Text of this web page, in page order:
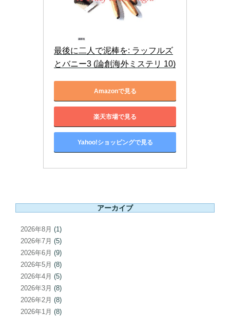
最後に二人で泥棒を: ラッフルズ
とバニー3 (論創海外ミステリ 10)
Amazonで見る
楽天市場で見る
Yahoo!ショッピングで見る
アーカイブ
2026年8月 (1)
2026年7月 (5)
2026年6月 (9)
2026年5月 (8)
2026年4月 (5)
2026年3月 (8)
2026年2月 (8)
2026年1月 (8)